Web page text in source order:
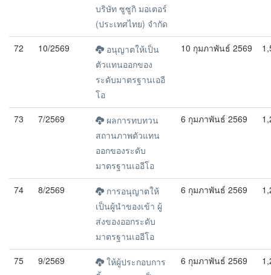
บริษัท ซูซูกิ มอเตอร์
(ประเทศไทย) จำกัด
72 10/2569
อนุญาตให้เป็น
ตัวแทนออกของ
ระดับมาตรฐานเออี
โอ
10 กุมภาพันธ์ 2569
73 7/2569
ผลการทบทวน
สถานภาพตัวแทน
ออกของระดับ
มาตรฐานเออีโอ
6 กุมภาพันธ์ 2569
74 8/2569
การอนุญาตให้
เป็นผู้นำของเข้า ผู้
ส่งของออกระดับ
มาตรฐานเออีโอ
6 กุมภาพันธ์ 2569
75 9/2569
ให้ผู้ประกอบการ
6 กุมภาพันธ์ 2569